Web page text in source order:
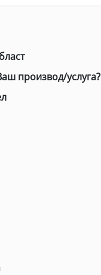
производ/услуга?